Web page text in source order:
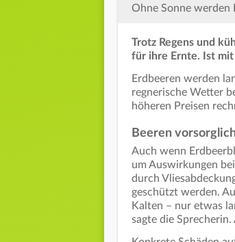
Ohne Sonne werden
Trotz Regens und
für ihre Ernte. Ist mit
Erdbeeren werden
regnerische Wetter
höheren Preisen
Beeren
Auch wenn
um Auswirkungen
durch
geschützt werden.
Kalten – nur etwas
sagte die